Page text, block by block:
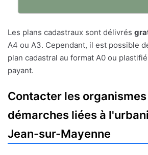
Les plans cadastraux sont délivrés
A4 ou A3. Cependant, il est possible
plan cadastral au format A0 ou
payant.
Contacter les
démarches liées à
Jean-sur-Mayenne